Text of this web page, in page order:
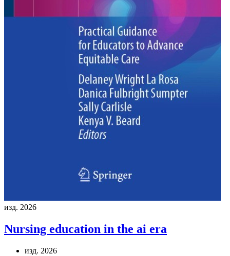
изд. 2026
Nursing education in the ai era
изд. 2026